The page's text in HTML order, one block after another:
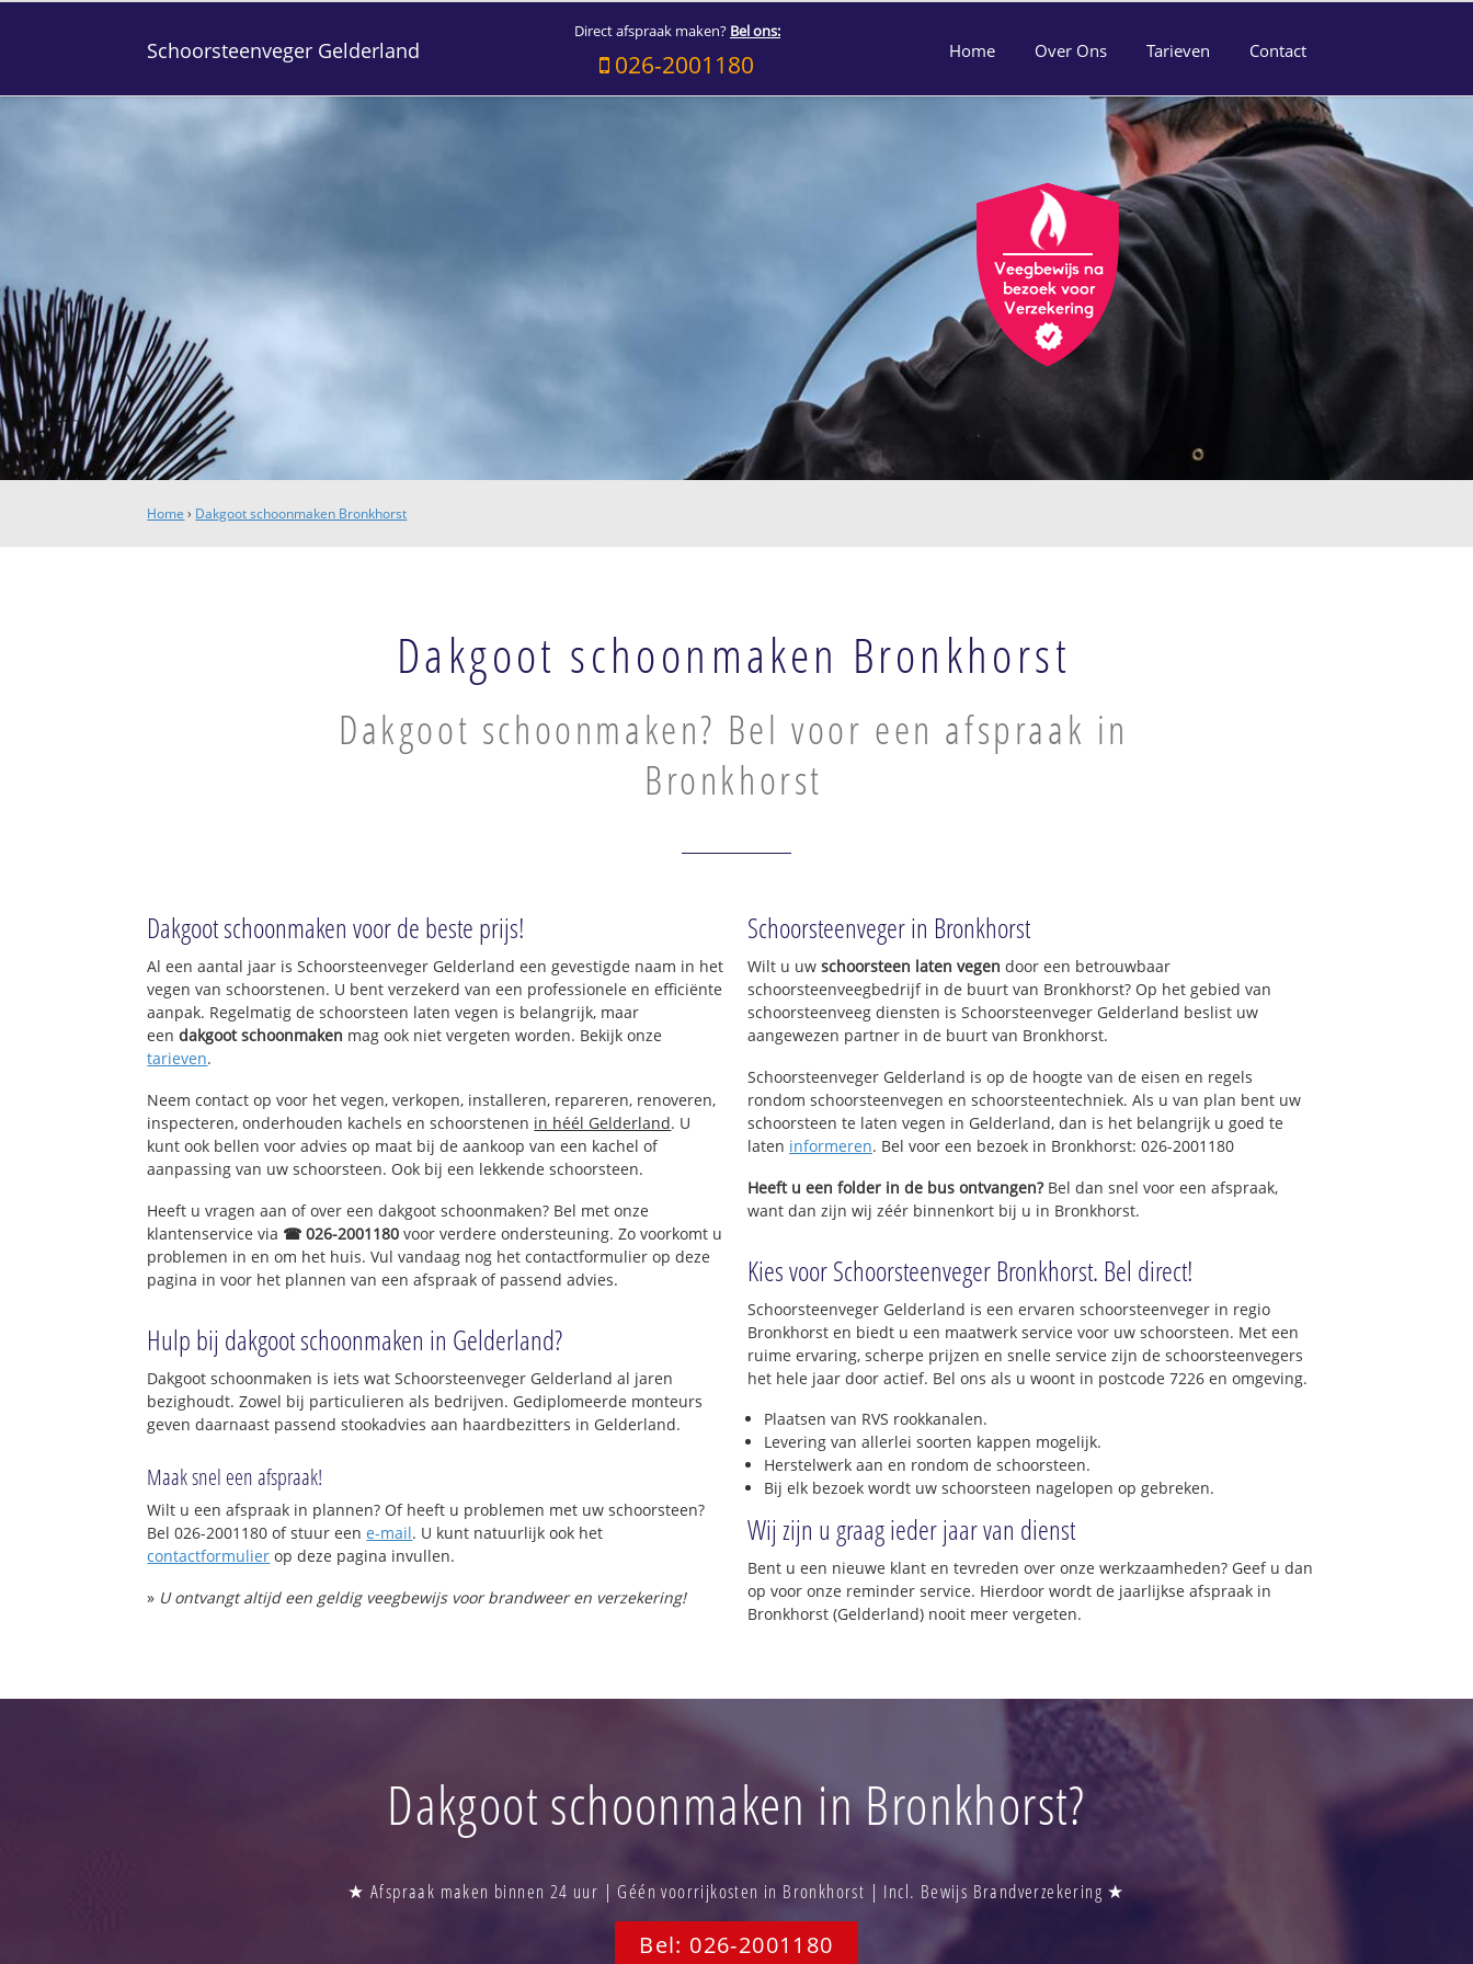
Schoorsteenveger Gelderland
Direct afspraak maken? Bel ons:
026-2001180 Home Over Ons Tarieven Contact
Home › Dakgoot schoonmaken Bronkhorst
Dakgoot schoonmaken Bronkhorst
Dakgoot schoonmaken? Bel voor een afspraak in
Bronkhorst
Dakgoot schoonmaken voor de beste prijs!
Al een aantal jaar is Schoorsteenveger Gelderland een gevestigde naam in het
vegen van schoorstenen. U bent verzekerd van een professionele en efficiënte
aanpak. Regelmatig de schoorsteen laten vegen is belangrijk, maar
eendakgoot schoonmaken mag ook niet vergeten worden. Bekijk onze
tarieven.
Neem contact op voor het vegen, verkopen, installeren, repareren, renoveren,
inspecteren, onderhouden kachels en schoorstenen in héél Gelderland. U
kunt ook bellen voor advies op maat bij de aankoop van een kachel of
aanpassing van uw schoorsteen. Ook bij een lekkende schoorsteen.
Heeft u vragen aan of over een dakgoot schoonmaken? Bel met onze
klantenservice via ☎ 026-2001180 voor verdere ondersteuning. Zo voorkomt u
problemen in en om het huis. Vul vandaag nog het contactformulier op deze
pagina in voor het plannen van een afspraak of passend advies.
Hulp bij dakgoot schoonmaken in Gelderland?
Dakgoot schoonmaken is iets wat Schoorsteenveger Gelderland al jaren
bezighoudt. Zowel bij particulieren als bedrijven. Gediplomeerde monteurs
geven daarnaast passend stookadvies aan haardbezitters in Gelderland.
Maak snel een afspraak!
Wilt u een afspraak in plannen? Of heeft u problemen met uw schoorsteen?
Bel 026-2001180 of stuur eene-mail. U kunt natuurlijk ook het
contactformulier op deze pagina invullen.
» U ontvangt altijd een geldig veegbewijs voor brandweer en verzekering!
Schoorsteenveger in Bronkhorst
Wilt u uw schoorsteen laten vegen door een betrouwbaar
schoorsteenveegbedrijf in de buurt van Bronkhorst? Op het gebied van
schoorsteenveeg diensten is Schoorsteenveger Gelderland beslist uw
aangewezen partner in de buurt van Bronkhorst.
Schoorsteenveger Gelderland is op de hoogte van de eisen en regels
rondom schoorsteenvegen en schoorsteentechniek. Als u van plan bent uw
schoorsteen te laten vegen in Gelderland, dan is het belangrijk u goed te
laten informeren. Bel voor een bezoek in Bronkhorst: 026-2001180
Heeft u een folder in de bus ontvangen?Bel dan snel voor een afspraak,
want dan zijn wij zéér binnenkort bij u in Bronkhorst.
Kies voor Schoorsteenveger Bronkhorst. Bel direct!
Schoorsteenveger Gelderland is een ervaren schoorsteenveger in regio
Bronkhorst en biedt u een maatwerk service voor uw schoorsteen. Met een
ruime ervaring, scherpe prijzen en snelle service zijn de schoorsteenvegers
het hele jaar door actief. Bel ons als u woont in postcode 7226 en omgeving.
Plaatsen van RVS rookkanalen.
Levering van allerlei soorten kappen mogelijk.
Herstelwerk aan en rondom de schoorsteen.
Bij elk bezoek wordt uw schoorsteen nagelopen op gebreken.
Wij zijn u graag ieder jaar van dienst
Bent u een nieuwe klant en tevreden over onze werkzaamheden? Geef u dan
op voor onze reminder service. Hierdoor wordt de jaarlijkse afspraak in
Bronkhorst (Gelderland) nooit meer vergeten.
Dakgoot schoonmaken in Bronkhorst?
★ Afspraak maken binnen 24 uur | Géén voorrijkosten in Bronkhorst | Incl. Bewijs Brandverzekering ★
Bel: 026-2001180